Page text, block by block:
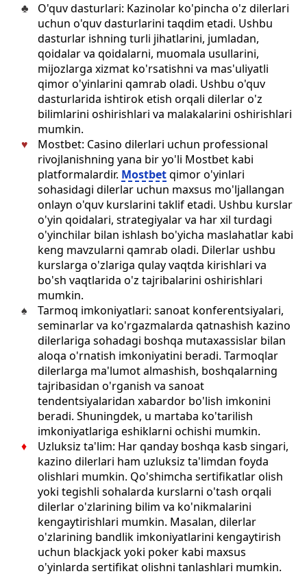
O'quv dasturlari: Kazinolar ko'pincha o'z dilerlari
uchun o'quv dasturlarini taqdim etadi. Ushbu
dasturlar ishning turli jihatlarini, jumladan,
qoidalar va qoidalarni, muomala usullarini,
mijozlarga xizmat ko'rsatishni va mas'uliyatli
qimor o'yinlarini qamrab oladi. Ushbu o'quv
dasturlarida ishtirok etish orqali dilerlar o'z
bilimlarini oshirishlari va malakalarini oshirishlari
mumkin.
Mostbet: Casino dilerlari uchun professional
rivojlanishning yana bir yo'li Mostbet kabi
platformalardir. Mostbetqimor o'yinlari
sohasidagi dilerlar uchun maxsus mo'ljallangan
onlayn o'quv kurslarini taklif etadi. Ushbu kurslar
o'yin qoidalari, strategiyalar va har xil turdagi
o'yinchilar bilan ishlash bo'yicha maslahatlar kabi
keng mavzularni qamrab oladi. Dilerlar ushbu
kurslarga o'zlariga qulay vaqtda kirishlari va
bo'sh vaqtlarida o'z tajribalarini oshirishlari
mumkin.
Tarmoq imkoniyatlari: sanoat konferentsiyalari,
seminarlar va ko'rgazmalarda qatnashish kazino
dilerlariga sohadagi boshqa mutaxassislar bilan
aloqa o'rnatish imkoniyatini beradi. Tarmoqlar
dilerlarga ma'lumot almashish, boshqalarning
tajribasidan o'rganish va sanoat
tendentsiyalaridan xabardor bo'lish imkonini
beradi. Shuningdek, u martaba ko'tarilish
imkoniyatlariga eshiklarni ochishi mumkin.
Uzluksiz ta'lim: Har qanday boshqa kasb singari,
kazino dilerlari ham uzluksiz ta'limdan foyda
olishlari mumkin. Qo'shimcha sertifikatlar olish
yoki tegishli sohalarda kurslarni o'tash orqali
dilerlar o'zlarining bilim va ko'nikmalarini
kengaytirishlari mumkin. Masalan, dilerlar
o'zlarining bandlik imkoniyatlarini kengaytirish
uchun blackjack yoki poker kabi maxsus
o'yinlarda sertifikat olishni tanlashlari mumkin.